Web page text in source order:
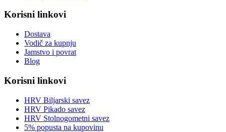
Korisni linkovi
Dostava
Vodič za kupnju
Jamstvo i povrat
Blog
Korisni linkovi
HRV Biljarski savez
HRV Pikado savez
HRV Stolnogometni savez
5% popusta na kupovinu